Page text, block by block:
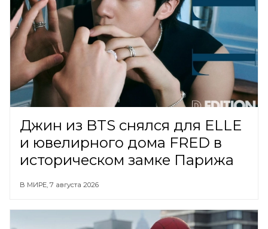
Джин из BTS снялся для ELLE
и ювелирного дома FRED в
историческом замке Парижа
В МИРЕ, 7 августа 2026